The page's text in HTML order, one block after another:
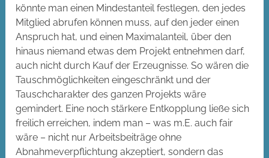
könnte man einen Mindestanteil festlegen, den jedes
Mitglied abrufen können muss, auf den jeder einen
Anspruch hat, und einen Maximalanteil, über den
hinaus niemand etwas dem Projekt entnehmen darf,
auch nicht durch Kauf der Erzeugnisse. So wären die
Tauschmöglichkeiten eingeschränkt und der
Tauschcharakter des ganzen Projekts wäre
gemindert. Eine noch stärkere Entkopplung ließe sich
freilich erreichen, indem man – was m.E. auch fair
wäre – nicht nur Arbeitsbeiträge ohne
Abnahmeverpflichtung akzeptiert, sondern das